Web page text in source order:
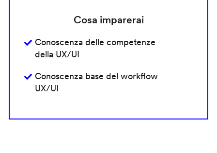
Cosa imparerai
Conoscenza delle competenze
della UX/UI
Conoscenza base del workflow
UX/UI